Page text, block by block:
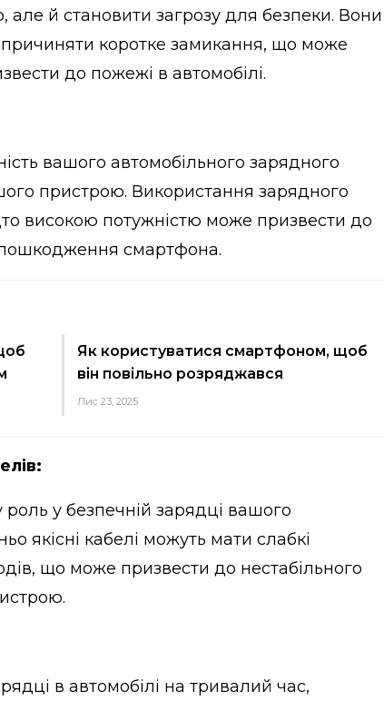
й становити загрозу для безпеки. Вони
коротке замикання, що може
до пожежі в автомобілі.
вашого автомобільного зарядного
пристрою. Використання зарядного
високою потужністю може призвести до
пошкодження смартфона.
Як користуватися смартфоном, щоб
він повільно розряджався
Лис 23, 2025
у безпечній зарядці вашого
якісні кабелі можуть мати слабкі
що може призвести до нестабільного
в автомобілі на тривалий час,